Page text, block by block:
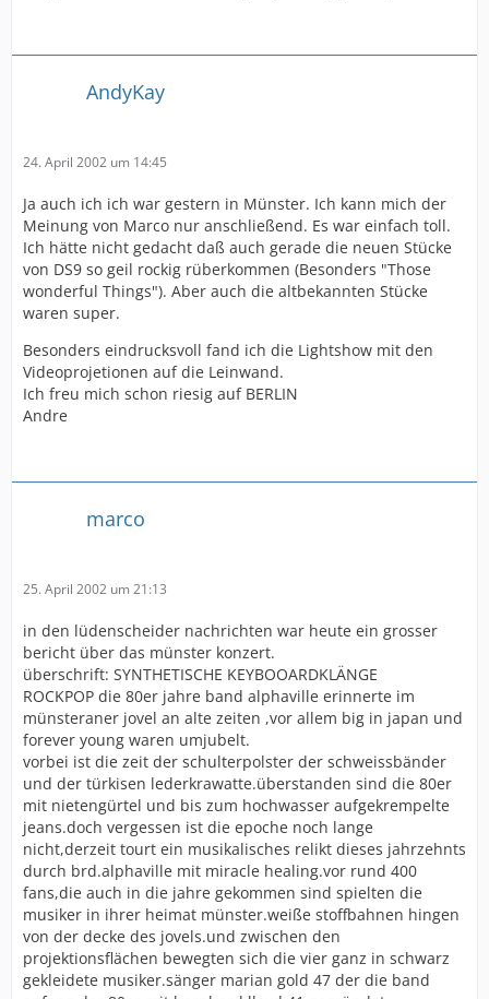
AndyKay
24. April 2002 um 14:45
Ja auch ich ich war gestern in Münster. Ich kann mich der
Meinung von Marco nur anschließend. Es war einfach toll.
Ich hätte nicht gedacht daß auch gerade die neuen Stücke
von DS9 so geil rockig rüberkommen (Besonders "Those
wonderful Things"). Aber auch die altbekannten Stücke
waren super.
Besonders eindrucksvoll fand ich die Lightshow mit den
Videoprojetionen auf die Leinwand.
Ich freu mich schon riesig auf BERLIN
Andre
marco
25. April 2002 um 21:13
in den lüdenscheider nachrichten war heute ein grosser
bericht über das münster konzert.
überschrift: SYNTHETISCHE KEYBOOARDKLÄNGE
ROCKPOP die 80er jahre band alphaville erinnerte im
münsteraner jovel an alte zeiten ,vor allem big in japan und
forever young waren umjubelt.
vorbei ist die zeit der schulterpolster der schweissbänder
und der türkisen lederkrawatte.überstanden sind die 80er
mit nietengürtel und bis zum hochwasser aufgekrempelte
jeans.doch vergessen ist die epoche noch lange
nicht,derzeit tourt ein musikalisches relikt dieses jahrzehnts
durch brd.alphaville mit miracle healing.vor rund 400
fans,die auch in die jahre gekommen sind spielten die
musiker in ihrer heimat münster.weiße stoffbahnen hingen
von der decke des jovels.und zwischen den
projektionsflächen bewegten sich die vier ganz in schwarz
gekleidete musiker.sänger marian gold 47 der die band